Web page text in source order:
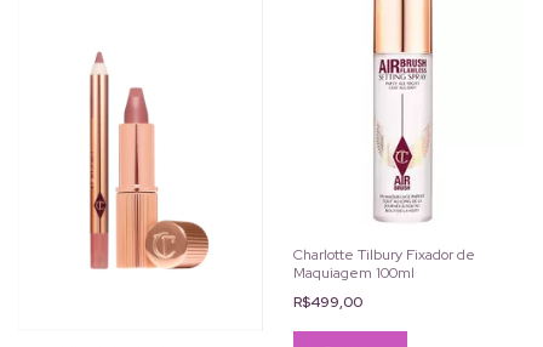
Charlotte Tilbury Fixador de
Maquiagem 100ml
R$499,00